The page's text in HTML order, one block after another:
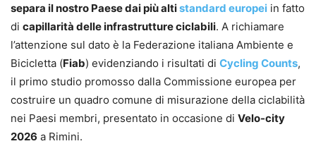
separa il nostro Paese dai più altistandard europei in fatto
di capillarità delle infrastrutture ciclabili. A richiamare
l’attenzione sul dato è la Federazione italiana Ambiente e
Bicicletta (Fiab) evidenziando i risultati di Cycling Counts,
il primo studio promosso dalla Commissione europea per
costruire un quadro comune di misurazione della ciclabilità
nei Paesi membri, presentato in occasione di Velo-city
2026 a Rimini.